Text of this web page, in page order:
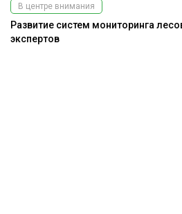
В центре внимания
Развитие систем мониторинга
экспертов